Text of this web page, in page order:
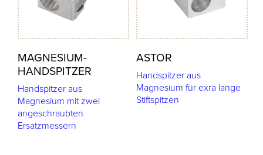
MAGNESIUM-
HANDSPITZER
Handspitzer aus
Magnesium mit zwei
angeschraubten
Ersatzmessern
ASTOR
Handspitzer aus
Magnesium für exra lange
Stiftspitzen